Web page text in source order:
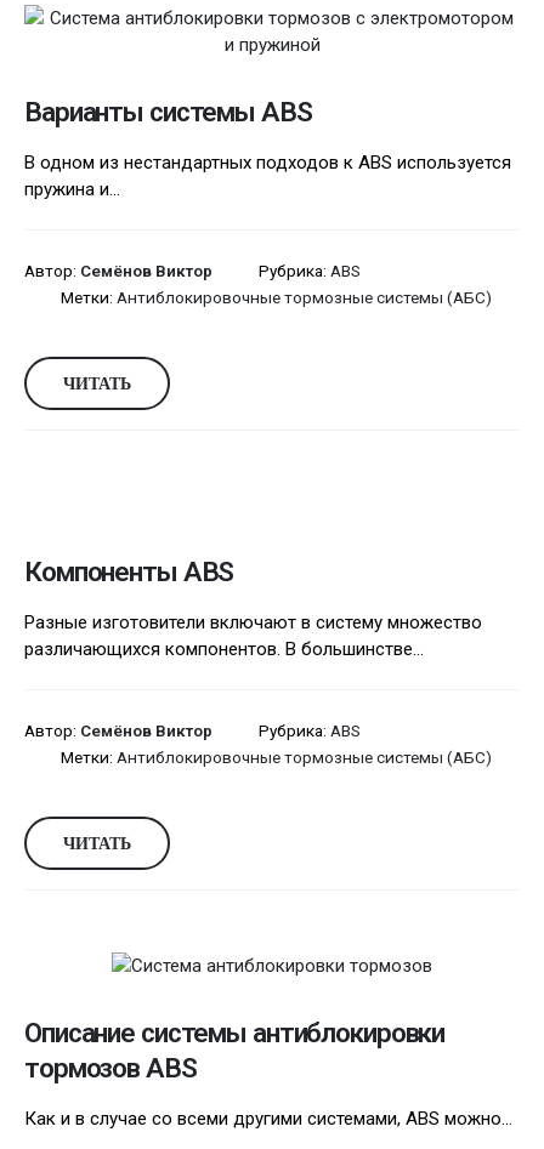
Варианты системы ABS
В одном из нестандартных подходов к ABS используется
пружина и...
Автор: Семёнов Виктор Рубрика: ABS
Метки: Антиблокировочные тормозные системы (АБС)
ЧИТАТЬ
Компоненты ABS
Разные изготовители включают в систему множество
различающихся компонентов. В большинстве...
Автор: Семёнов Виктор Рубрика: ABS
Метки: Антиблокировочные тормозные системы (АБС)
ЧИТАТЬ
Описание системы антиблокировки
тормозов ABS
Как и в случае со всеми другими системами, ABS можно...